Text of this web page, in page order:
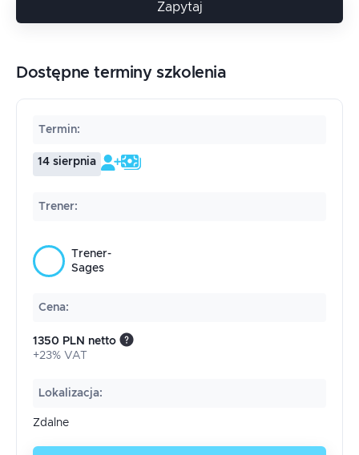
Zapytaj
Dostępne terminy szkolenia
Termin:
14 sierpnia
Trener:
Trener-
Sages
Cena:
1350 PLN netto
+23% VAT
Lokalizacja:
Zdalne